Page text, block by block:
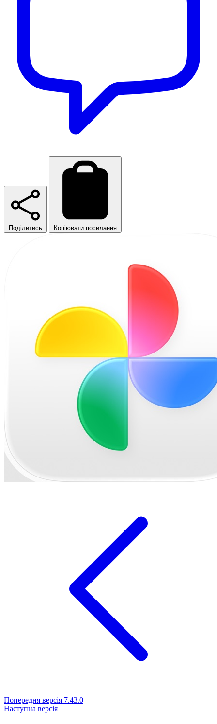
Поділитись Копіювати посилання
Попередня версія 7.43.0
Наступна версія